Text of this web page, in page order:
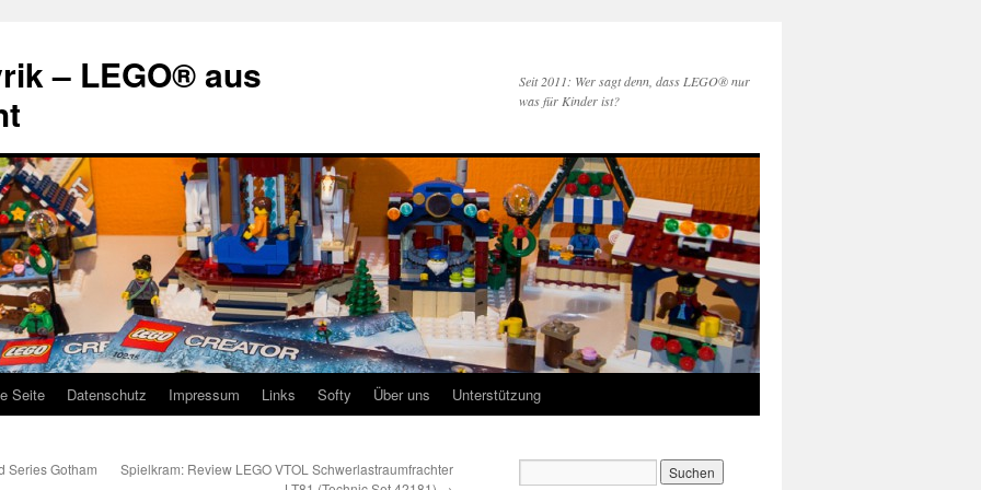
– LEGO® aus
Seit 2011: Wer sagt denn, dass LEGO® nur
was für Kinder ist?
Seite Datenschutz Impressum Links Softy Über uns Unterstützung
Series Gotham
Spielkram: Review LEGO VTOL Schwerlastraumfrachter